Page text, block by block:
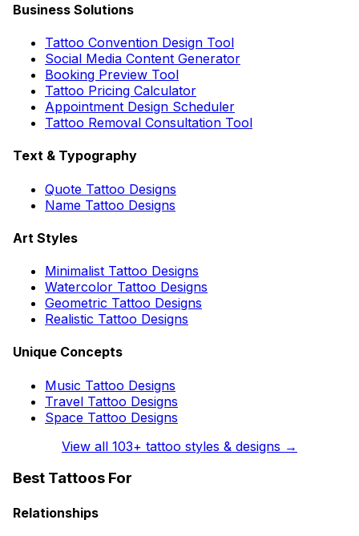
Business Solutions
Tattoo Convention Design Tool
Social Media Content Generator
Booking Preview Tool
Tattoo Pricing Calculator
Appointment Design Scheduler
Tattoo Removal Consultation Tool
Text & Typography
Quote Tattoo Designs
Name Tattoo Designs
Art Styles
Minimalist Tattoo Designs
Watercolor Tattoo Designs
Geometric Tattoo Designs
Realistic Tattoo Designs
Unique Concepts
Music Tattoo Designs
Travel Tattoo Designs
Space Tattoo Designs
View all 103+ tattoo styles & designs →
Best Tattoos For
Relationships